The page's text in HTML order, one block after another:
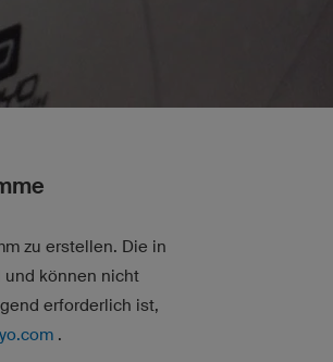
zu erstellen. Die in
und können nicht
erforderlich ist,
.